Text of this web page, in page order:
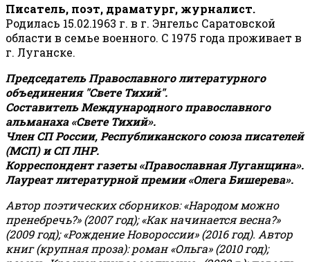
Писатель, поэт, драматург, журналист.
Родилась 15.02.1963 г. в г. Энгельс Саратовской
области в семье военного. С 1975 года проживает в
г. Луганске.
Председатель Православного литературного
объединения "Свете Тихий".
Составитель Международного православного
альманаха «Свете Тихий».
Член СП России, Республиканского союза писателей
(МСП) и СП ЛНР.
Корреспондент газеты «Православная Луганщина».
Лауреат литературной премии «Олега Бишерева».
Автор поэтических сборников: «Народом можно
пренебречь?» (2007 год); «Как начинается весна?»
(2009 год); «Рождение Новороссии» (2016 год). Автор
книг (крупная проза): роман «Ольга» (2010 год);